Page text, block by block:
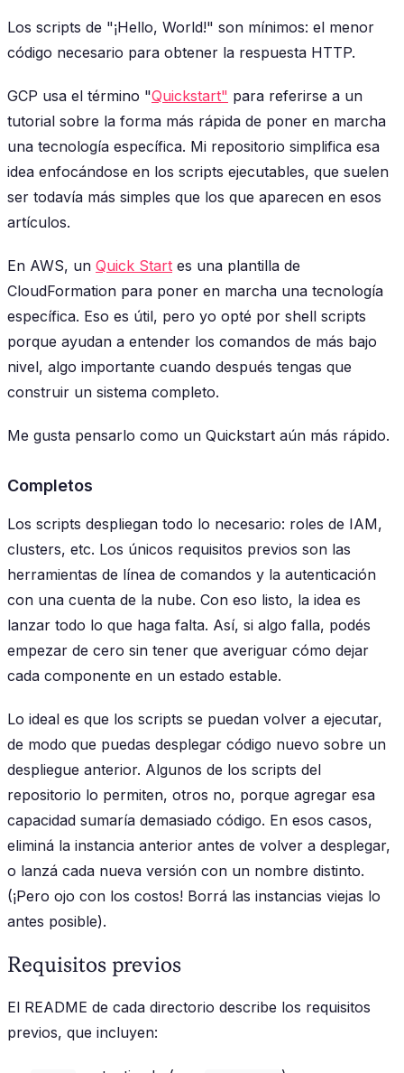
Los scripts de "¡Hello, World!" son mínimos: el menor
código necesario para obtener la respuesta HTTP.
GCP usa el término "Quickstart" para referirse a un
tutorial sobre la forma más rápida de poner en marcha
una tecnología específica. Mi repositorio simplifica esa
idea enfocándose en los scripts ejecutables, que suelen
ser todavía más simples que los que aparecen en esos
artículos.
En AWS, un Quick Start es una plantilla de
CloudFormation para poner en marcha una tecnología
específica. Eso es útil, pero yo opté por shell scripts
porque ayudan a entender los comandos de más bajo
nivel, algo importante cuando después tengas que
construir un sistema completo.
Me gusta pensarlo como un Quickstart aún más rápido.
Completos
Los scripts despliegan todo lo necesario: roles de IAM,
clusters, etc. Los únicos requisitos previos son las
herramientas de línea de comandos y la autenticación
con una cuenta de la nube. Con eso listo, la idea es
lanzar todo lo que haga falta. Así, si algo falla, podés
empezar de cero sin tener que averiguar cómo dejar
cada componente en un estado estable.
Lo ideal es que los scripts se puedan volver a ejecutar,
de modo que puedas desplegar código nuevo sobre un
despliegue anterior. Algunos de los scripts del
repositorio lo permiten, otros no, porque agregar esa
capacidad sumaría demasiado código. En esos casos,
eliminá la instancia anterior antes de volver a desplegar,
o lanzá cada nueva versión con un nombre distinto.
(¡Pero ojo con los costos! Borrá las instancias viejas lo
antes posible).
Requisitos previos
El README de cada directorio describe los requisitos
previos, que incluyen: